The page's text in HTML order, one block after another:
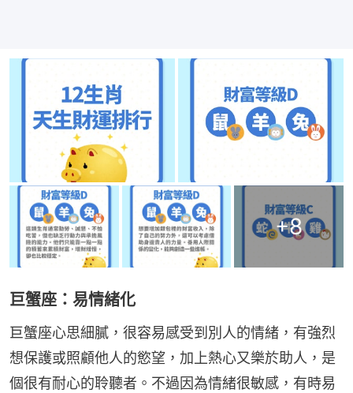
+8
巨蟹座：易情緒化
巨蟹座心思細膩，很容易感受到別人的情緒，有強烈
想保護或照顧他人的慾望，加上熱心又樂於助人，是
個很有耐心的聆聽者。不過因為情緒很敏感，有時易